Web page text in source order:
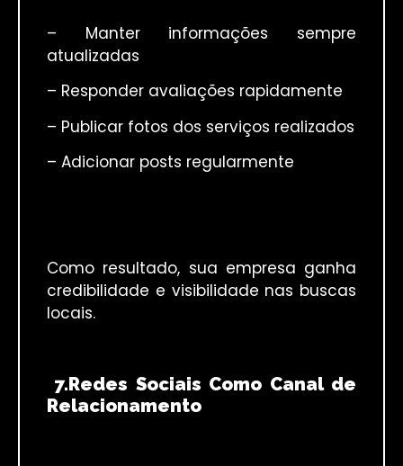
– Manter informações sempre
atualizadas
– Responder avaliações rapidamente
– Publicar fotos dos serviços realizados
– Adicionar posts regularmente
Como resultado, sua empresa ganha
credibilidade e visibilidade nas buscas
locais.
7.Redes Sociais Como Canal de
Relacionamento